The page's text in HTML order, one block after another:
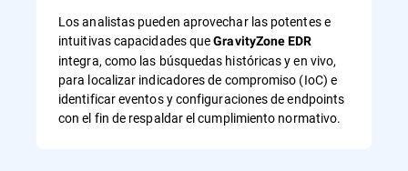
Los analistas pueden aprovechar las potentes e
intuitivas capacidades queGravityZone EDR
integra, como las búsquedas históricas y en vivo,
para localizar indicadores de compromiso (IoC) e
identificar eventos y configuraciones de endpoints
con el fin de respaldar el cumplimiento normativo.